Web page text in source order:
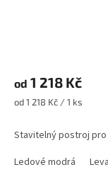
od 1 218 Kč
Měrná
od 1 218 Kč / 1 ks
Stavitelný postroj
Ledové modrá